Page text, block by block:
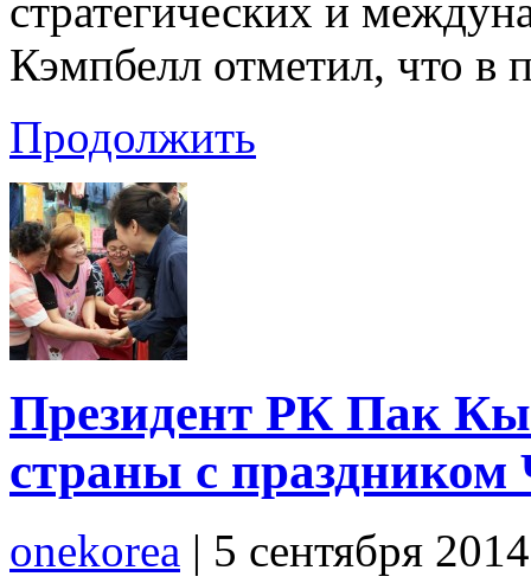
стратегических и
Кэмпбелл отметил, что
Продолжить
Президент РК Пак
страны с праздником
onekorea | 5 сентября